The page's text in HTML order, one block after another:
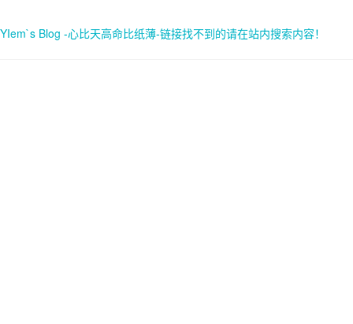
YIem`s Blog -心比天高命比纸薄-链接找不到的请在站内搜索内容！